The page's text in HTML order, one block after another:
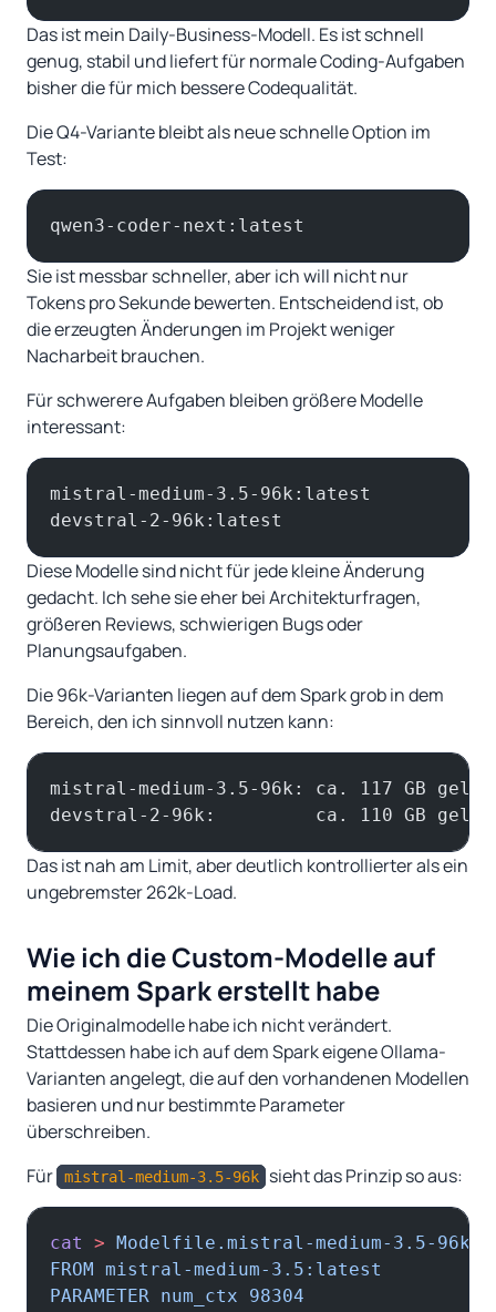
Das ist mein Daily-Business-Modell. Es ist schnell
genug, stabil und liefert für normale Coding-Aufgaben
bisher die für mich bessere Codequalität.
Die Q4-Variante bleibt als neue schnelle Option im
Test:
qwen3-coder-next:latest
Sie ist messbar schneller, aber ich will nicht nur
Tokens pro Sekunde bewerten. Entscheidend ist, ob
die erzeugten Änderungen im Projekt weniger
Nacharbeit brauchen.
Für schwerere Aufgaben bleiben größere Modelle
interessant:
mistral-medium-3.5-96k:latest
devstral-2-96k:latest
Diese Modelle sind nicht für jede kleine Änderung
gedacht. Ich sehe sie eher bei Architekturfragen,
größeren Reviews, schwierigen Bugs oder
Planungsaufgaben.
Die 96k-Varianten liegen auf dem Spark grob in dem
Bereich, den ich sinnvoll nutzen kann:
mistral-medium-3.5-96k: ca. 117 GB
devstral-2-96k:         ca. 110 GB
Das ist nah am Limit, aber deutlich kontrollierter als ein
ungebremster 262k-Load.
Wie ich die Custom-Modelle auf
meinem Spark erstellt habe
Die Originalmodelle habe ich nicht verändert.
Stattdessen habe ich auf dem Spark eigene Ollama-
Varianten angelegt, die auf den vorhandenen Modellen
basieren und nur bestimmte Parameter
überschreiben.
Für
mistral-medium-3.5-96k sieht das Prinzip so aus:
cat > Modelfile.mistral-medium-3.5-96k
FROM mistral-medium-3.5:latest
PARAMETER num_ctx 98304